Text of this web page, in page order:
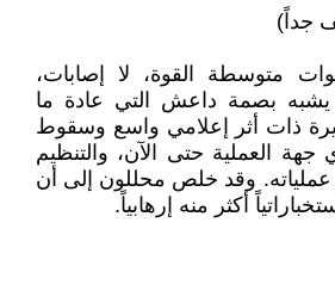
جداً)
متوسطة القوة، لا إصابات،
بصمة داعش التي عادة ما
ذات أثر إعلامي واسع وسقوط
جهة العملية حتى الآن، والتنظيم
عملياته. وقد خلص محللون إلى أن
أكثر منه إرهابياً.